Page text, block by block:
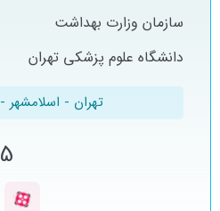
سازمان وزارت بهداشت
دانشگاه علوم پزشکی تهران
تهران - اسلامشهر